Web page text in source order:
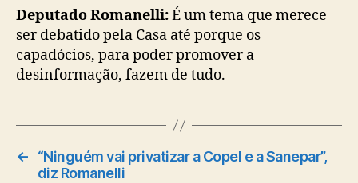
Deputado Romanelli:É um tema que merece
ser debatido pela Casa até porque os
capadócios, para poder promover a
desinformação, fazem de tudo.
←
“Ninguém vai privatizar a Copel e a Sanepar”,
diz Romanelli